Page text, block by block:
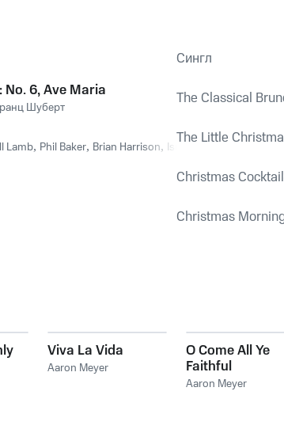
Сингл
No. 6, Ave Maria
Шуберт The Classical
Lamb, Phil Baker, Brian Harrison, Israel Annoh
The Little
Christmas
Christmas
Viva La Vida
Aaron Meyer
O Come All Ye
Faithful
Aaron Meyer